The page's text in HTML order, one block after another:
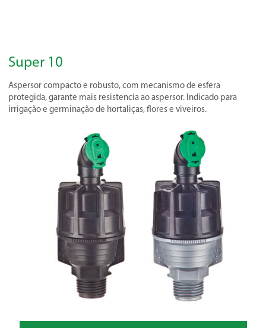
Super 10
Aspersor compacto e robusto, com mecanismo de esfera
protegida, garante mais resistencia ao aspersor. Indicado para
irrigação e germinação de hortaliças, flores e viveiros.